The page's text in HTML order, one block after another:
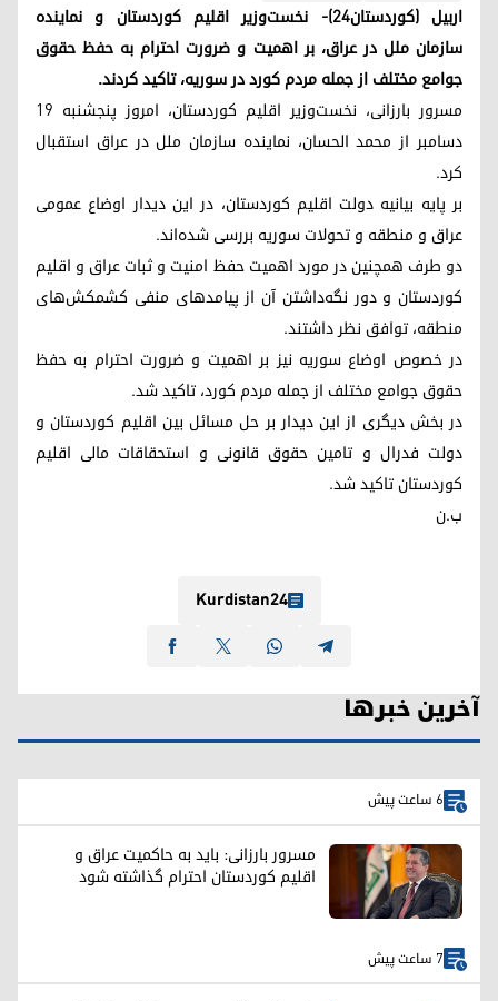
اربیل (کوردستان٢٤)- نخست‌وزیر اقلیم کوردستان و نماینده
سازمان ملل در عراق، بر اهمیت و ضرورت احترام به حفظ حقوق
جوامع مختلف از جمله مردم کورد در سوریه، تاکید کردند.
مسرور بارزانی، نخست‌وزیر اقلیم کوردستان، امروز پنجشنبه ۱۹
دسامبر از محمد الحسان،‌ نماینده سازمان ملل در عراق استقبال
کرد.
بر پایه بیانیه دولت اقلیم کوردستان،‌ در این دیدار اوضاع عمومی
عراق و منطقه و تحولات سوریه بررسی شده‌اند.
دو طرف همچنین در مورد اهمیت حفظ امنیت و ثبات عراق و اقلیم
کوردستان و دور نگه‌داشتن آن از پیامدهای منفی کشمکش‌های
منطقه، توافق نظر داشتند.
در خصوص اوضاع سوریه نیز بر اهمیت و ضرورت احترام به حفظ
حقوق جوامع مختلف از جمله مردم کورد، تاکید شد.
در بخش دیگری از این دیدار بر حل مسائل بین اقلیم کوردستان و
دولت فدرال و تامین حقوق قانونی و استحقاقات مالی اقلیم
کوردستان تاکید شد.
ب.ن
Kurdistan24
آخرین خبرها
6 ساعت پیش
مسرور بارزانی: باید به حاکمیت عراق و
اقلیم کوردستان احترام گذاشته شود
7 ساعت پیش